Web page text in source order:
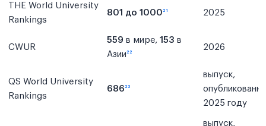
THE World University
Rankings
801 до 1000²¹ 2025
CWUR
559 в мире, 153 в
Азии²²
2026
QS World University
Rankings
686²³
выпуск,
2025 году
выпуск,